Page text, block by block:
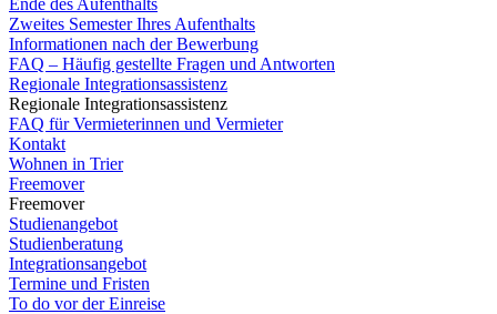
Ende des Aufenthalts
Zweites Semester Ihres Aufenthalts
Informationen nach der Bewerbung
FAQ – Häufig gestellte Fragen und Antworten
Regionale Integrationsassistenz
Regionale Integrationsassistenz
FAQ für Vermieterinnen und Vermieter
Kontakt
Wohnen in Trier
Freemover
Freemover
Studienangebot
Studienberatung
Integrationsangebot
Termine und Fristen
To do vor der Einreise